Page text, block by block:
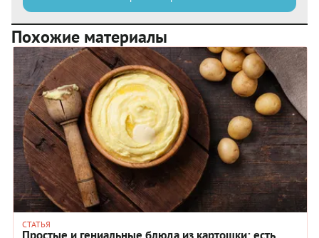
Похожие материалы
СТАТЬЯ